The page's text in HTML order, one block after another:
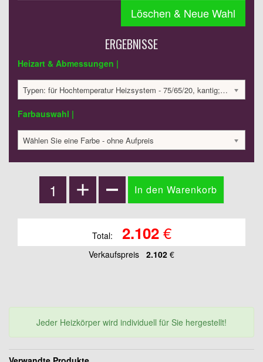
Löschen & Neue Wahl
ERGEBNISSE
Heizart & Abmessungen |
Typen: für Hochtemperatur Heizsystem - 75/65/20, kantig; Abmessungen: 1500x495x60 mm; 920 Watt:; 2102.33 €
Farbauswahl |
Wählen Sie eine Farbe - ohne Aufpreis
Total: 2.102€
Verkaufspreis 2.102 €
Jeder Heizkörper wird individuell für Sie hergestellt!